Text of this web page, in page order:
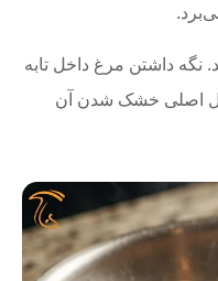
نگه داشتن مرغ داخل تابه
اصلی خشک شدن آن